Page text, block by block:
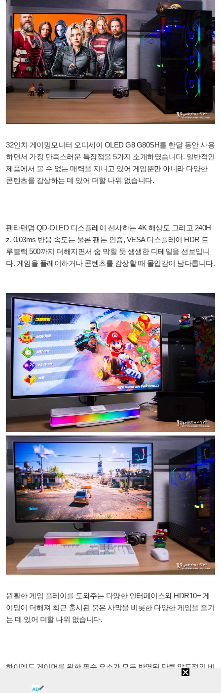
32인치 게이밍모니터 오디세이 OLED G8 G80SH를 한달 동안 사용
하면서 가장 만족스러운 특장점을 5가지 소개하였습니다. 일반적인
제품에서 볼 수 없는 매력을 지니고 있어 게임뿐만 아니라 다양한
콘텐츠를 감상하는 데 있어 더할 나위 없습니다.
펜타탠덤 QD-OLED 디스플레이 선사하는 4K 해상도 그리고 240H
z, 0.03ms 반응 속도는 물론 팬톤 인증, VESA 디스플레이 HDR 트
루블랙 500까지 더해지면서 숨 막힐 듯 생생한 디테일을 선보입니
다. 게임을 플레이하거나 콘텐츠를 감상할 때 몰입감이 남다릅니다.
원활한 게임 플레이를 도와주는 다양한 인터페이스와 HDR10+ 게
이밍이 더해져 최근 출시된 붉은 사막을 비롯한 다양한 게임을 즐기
는 데 있어 더할 나위 없습니다.
하이엔드 게이머를 위한 필수 요소가 모두 반영된 만큼 압도적인 비
주얼을 있는 그대로 즐기면서 게임 플레이 시 특별함을 경험하고 싶
다면 게이밍모니터 끝판왕이라고 할 수 있는 오디세이 OLED G8 G
AD